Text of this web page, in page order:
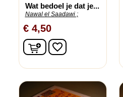
Wat bedoel je dat je...
Nawal el Saadawi ;
€ 4,50
In winkelwagen
favorite_border